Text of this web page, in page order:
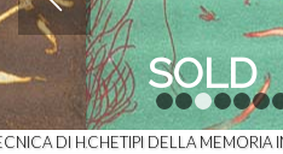
DI HAITER MONOTIPO 02
FANARA-ARCHETIPI DELLA
SOLD